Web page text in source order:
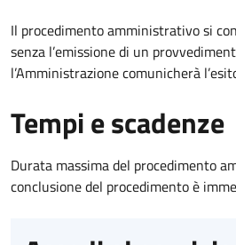
Il procedimento amministrativo si
senza l’emissione di un
l’Amministrazione comunicherà
Tempi e scadenze
Durata massima del procedimento
conclusione del procedimento è